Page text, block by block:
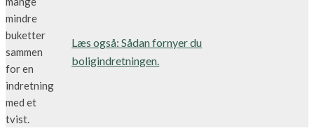
Læs også: Sådan fornyer du
boligindretningen.